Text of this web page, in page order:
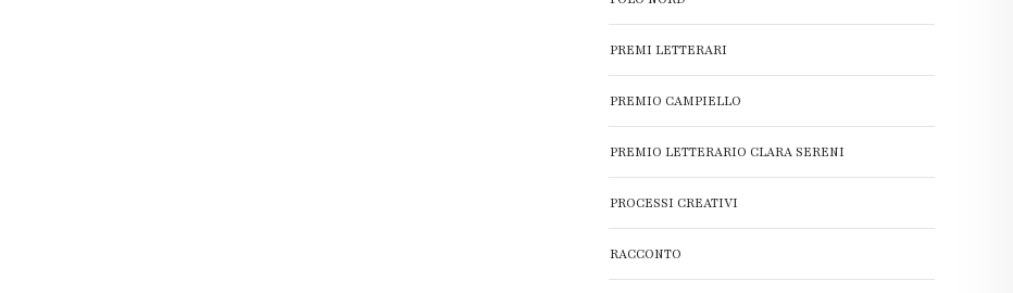
PREMI LETTERARI
PREMIO CAMPIELLO
PREMIO LETTERARIO CLARA SERENI
PROCESSI CREATIVI
RACCONTO